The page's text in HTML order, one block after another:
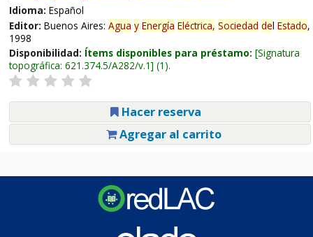
Idioma: Español
Editor: Buenos Aires: Agua y Energía Eléctrica, Sociedad del Estado,
1998
Disponibilidad: Ítems disponibles para préstamo: Signatura
topográfica: 621.374.5/A282/v.1 (1).
Hacer reserva
Agregar al carrito